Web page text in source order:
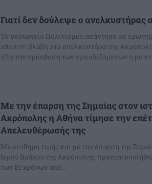
Γιατί δεν δούλεψε ο ανελκυστήρας
Το υπουργείο Πολιτισμού απάντησε σε
χθεσινή βλάβη στο ανελκυστήρα της
γΓια την πρόσβαση των εμποδιζόμενων ή με
Με την έπαρση της Σημαίας στον
Ακρόπολης η Αθήνα τίμησε την
Απελευθέρωσής της
Με αίσθημα τιμής και με την έπαρση της
Ιερού Βράχου της Ακρόπολης,
των 81 χρόνων από...